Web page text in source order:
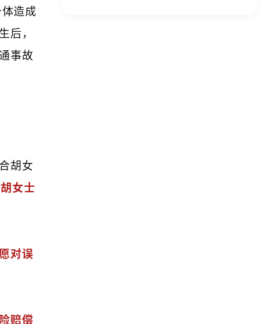
造成
，
事故
胡女
女士
对误
赔偿